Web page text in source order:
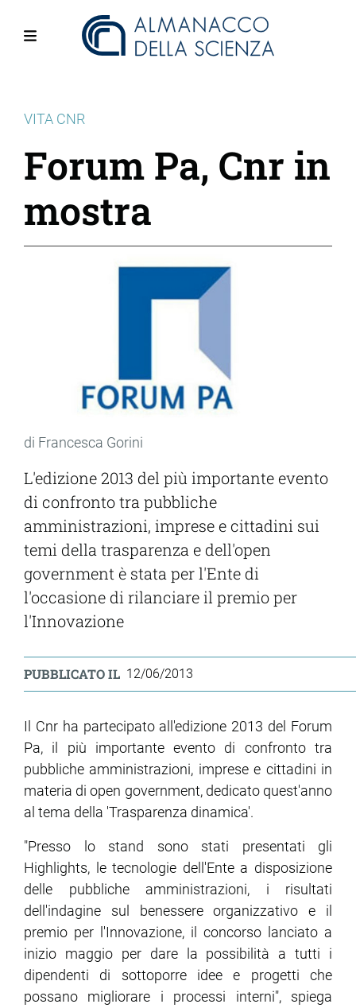
VITA CNR
Forum Pa, Cnr in
mostra
di Francesca Gorini
L'edizione 2013 del più importante evento
di confronto tra pubbliche
amministrazioni, imprese e cittadini sui
temi della trasparenza e dell'open
government è stata per l'Ente di
l'occasione di rilanciare il premio per
l'Innovazione
PUBBLICATO IL 12/06/2013
Il Cnr ha partecipato all'edizione 2013 del Forum
Pa, il più importante evento di confronto tra
pubbliche amministrazioni, imprese e cittadini in
materia di open government, dedicato quest'anno
al tema della 'Trasparenza dinamica'.
"Presso lo stand sono stati presentati gli
Highlights, le tecnologie dell'Ente a disposizione
delle pubbliche amministrazioni, i risultati
dell'indagine sul benessere organizzativo e il
premio per l'Innovazione, il concorso lanciato a
inizio maggio per dare la possibilità a tutti i
dipendenti di sottoporre idee e progetti che
possano migliorare i processi interni", spiega